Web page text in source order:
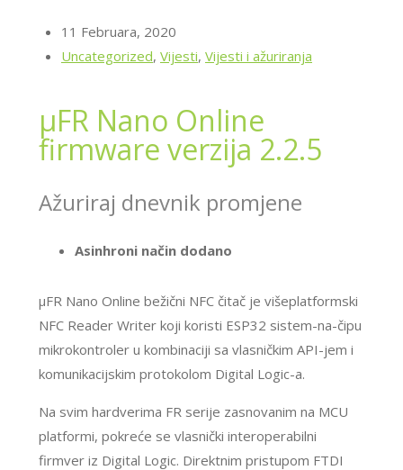
11 Februara, 2020
Uncategorized, Vijesti, Vijesti i ažuriranja
μFR Nano Online
firmware verzija 2.2.5
Ažuriraj dnevnik promjene
Asinhroni način dodano
μFR Nano Online bežični NFC čitač je višeplatformski
NFC Reader Writer koji koristi ESP32 sistem-na-čipu
mikrokontroler u kombinaciji sa vlasničkim API-jem i
komunikacijskim protokolom Digital Logic-a.
Na svim hardverima FR serije zasnovanim na MCU
platformi, pokreće se vlasnički interoperabilni
firmver iz Digital Logic. Direktnim pristupom FTDI